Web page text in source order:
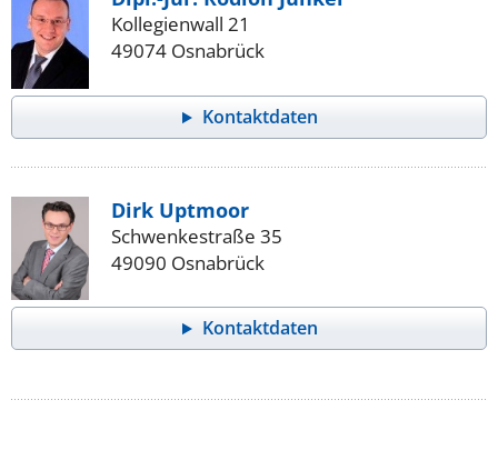
Kollegienwall 21
49074 Osnabrück
Kontaktdaten
Dirk Uptmoor
Schwenkestraße 35
49090 Osnabrück
Kontaktdaten